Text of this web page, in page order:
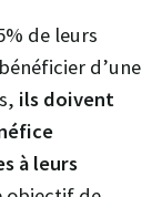
de leurs
d’une
ils doivent
à leurs